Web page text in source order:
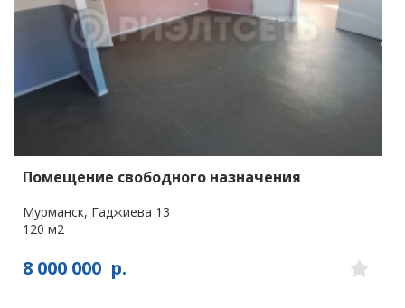
Помещение свободного назначения
Мурманск, Гаджиева 13
120 м2
8 000 000 р.